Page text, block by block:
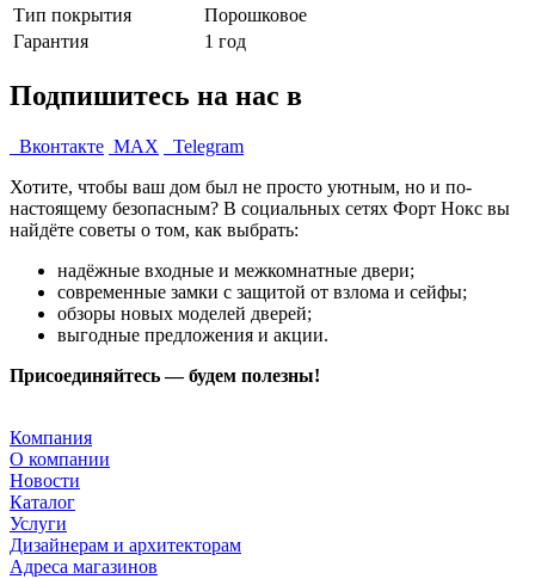
Тип покрытия
Порошковое
Гарантия
1 год
Подпишитесь на нас в
Вконтакте MAX
Telegram
Хотите, чтобы ваш дом был не просто уютным, но и по-
настоящему безопасным? В социальных сетях Форт Нокс вы
найдёте советы о том, как выбрать:
надёжные входные и межкомнатные двери;
современные замки с защитой от взлома и сейфы;
обзоры новых моделей дверей;
выгодные предложения и акции.
Присоединяйтесь — будем полезны!
Компания
О компании
Новости
Каталог
Услуги
Дизайнерам и архитекторам
Адреса магазинов